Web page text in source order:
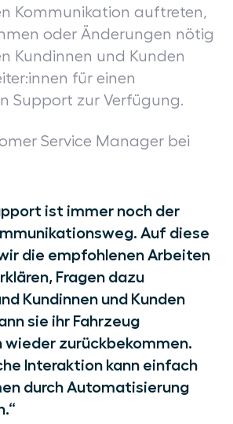
Kommunikation auftreten,
oder Änderungen nötig
Kundinnen und Kunden
für einen
Support zur Verfügung.
Service Manager bei
ist immer noch der
Auf diese
die empfohlenen Arbeiten
Fragen dazu
Kundinnen und Kunden
sie ihr Fahrzeug
wieder zurückbekommen.
Interaktion kann einfach
durch Automatisierung